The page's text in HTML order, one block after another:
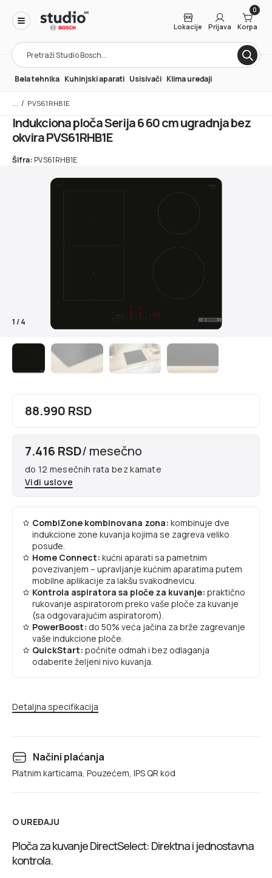
Products
search
Lokacije Prijava
0
Korpa
Bela tehnika Kuhinjski aparati Usisivači Klima uređaji
/ PVS61RHB1E
Indukciona ploča Serija 6 60 cm ugradnja bez
okvira PVS61RHB1E
Šifra: PVS61RHB1E
1/4
88.990 RSD
7.416 RSD/ mesečno
do 12 mesečnih rata bez kamate
Vidi uslove
CombiZone kombinovana zona: kombinuje dve
indukcione zone kuvanja kojima se zagreva veliko
posuđe.
Home Connect: kućni aparati sa pametnim
povezivanjem – upravljanje kućnim aparatima putem
mobilne aplikacije za lakšu svakodnevicu.
Kontrola aspiratora sa ploče za kuvanje: praktično
rukovanje aspiratorom preko vaše ploče za kuvanje
(sa odgovarajućim aspiratorom).
PowerBoost: do 50% veća jačina za brže zagrevanje
vaše indukcione ploče.
QuickStart: počnite odmah i bez odlaganja
odaberite željeni nivo kuvanja.
Detaljna specifikacija
Načini plaćanja
Platnim karticama, Pouzećem, IPS QR kod
O UREĐAJU
Ploča za kuvanje DirectSelect: Direktna i jednostavna
kontrola.